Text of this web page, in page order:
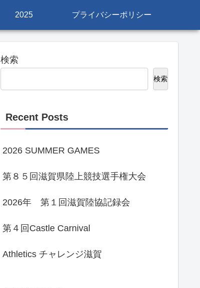
2025 プライバシーポリシー
検索
検索
Recent Posts
2026 SUMMER GAMES
第８５回滋賀県陸上競技選手権大会
2026年 第１回滋賀陸協記録会
第４回Castle Carnival
Athletics チャレンジ滋賀